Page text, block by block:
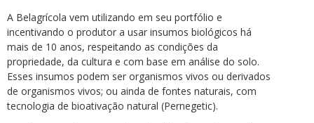
A Belagrícola vem utilizando em seu portfólio e
incentivando o produtor a usar insumos biológicos há
mais de 10 anos, respeitando as condições da
propriedade, da cultura e com base em análise do solo.
Esses insumos podem ser organismos vivos ou derivados
de organismos vivos; ou ainda de fontes naturais, com
tecnologia de bioativação natural (Pernegetic).